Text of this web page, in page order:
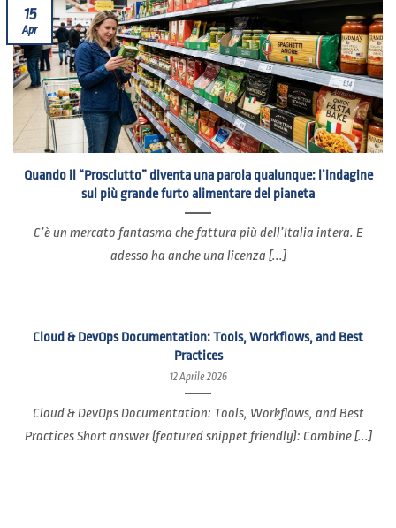
Quando il “Prosciutto” diventa una parola qualunque: l’indagine
sul più grande furto alimentare del pianeta
C’è un mercato fantasma che fattura più dell’Italia intera. E
adesso ha anche una licenza [...]
15
Apr
Cloud & DevOps Documentation: Tools, Workflows, and Best
Practices
12 Aprile 2026
Cloud & DevOps Documentation: Tools, Workflows, and Best
Practices Short answer (featured snippet friendly): Combine [...]